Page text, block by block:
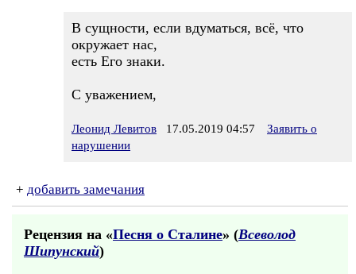
В сущности, если вдуматься, всё, что
окружает нас,
есть Его знаки.
С уважением,
Леонид Левитов 17.05.2019 04:57
Заявить о
нарушении
+ добавить замечания
Рецензия на «Песня о Сталине» (Всеволод
Шипунский)